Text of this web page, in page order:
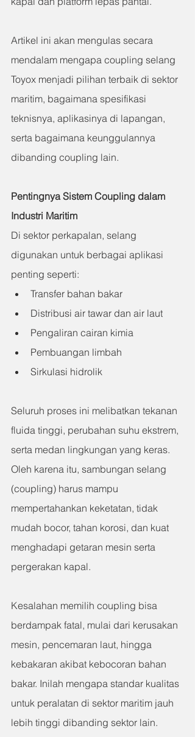
Artikel ini akan mengulas secara
mendalam mengapa coupling selang
Toyox menjadi pilihan terbaik di sektor
maritim, bagaimana spesifikasi
teknisnya, aplikasinya di lapangan,
serta bagaimana keunggulannya
dibanding coupling lain.
Pentingnya Sistem Coupling dalam
Industri Maritim
Di sektor perkapalan, selang
digunakan untuk berbagai aplikasi
penting seperti:
Transfer bahan bakar
Distribusi air tawar dan air laut
Pengaliran cairan kimia
Pembuangan limbah
Sirkulasi hidrolik
Seluruh proses ini melibatkan tekanan
fluida tinggi, perubahan suhu ekstrem,
serta medan lingkungan yang keras.
Oleh karena itu, sambungan selang
(coupling) harus mampu
mempertahankan keketatan, tidak
mudah bocor, tahan korosi, dan kuat
menghadapi getaran mesin serta
pergerakan kapal.
Kesalahan memilih coupling bisa
berdampak fatal, mulai dari kerusakan
mesin, pencemaran laut, hingga
kebakaran akibat kebocoran bahan
bakar. Inilah mengapa standar kualitas
untuk peralatan di sektor maritim jauh
lebih tinggi dibanding sektor lain.